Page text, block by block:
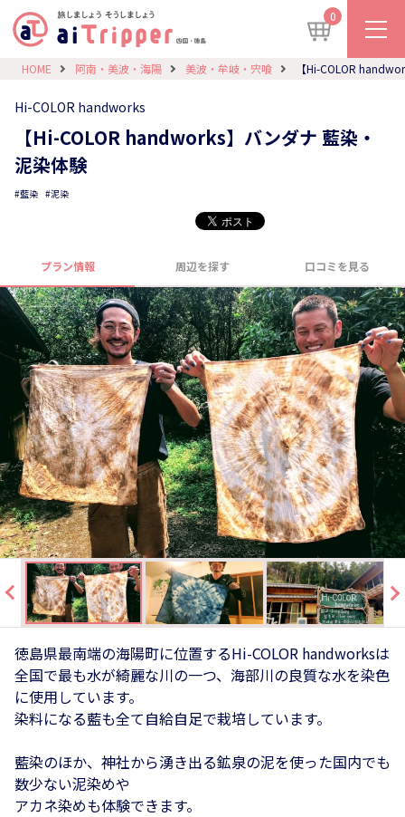
0
HOME 阿南・美波・海陽 美波・牟岐・宍喰 【Hi-COLOR
Hi-COLOR handworks
【Hi-COLOR handworks】バンダナ 藍染・
泥染体験
藍染 泥染
プラン情報 周辺を探す 口コミを見る
徳島県最南端の海陽町に位置するHi-COLOR handworksは
全国で最も水が綺麗な川の一つ、海部川の良質な水を染色
に使用しています。
染料になる藍も全て自給自足で栽培しています。
藍染のほか、神社から湧き出る鉱泉の泥を使った国内でも
数少ない泥染めや
アカネ染めも体験できます。